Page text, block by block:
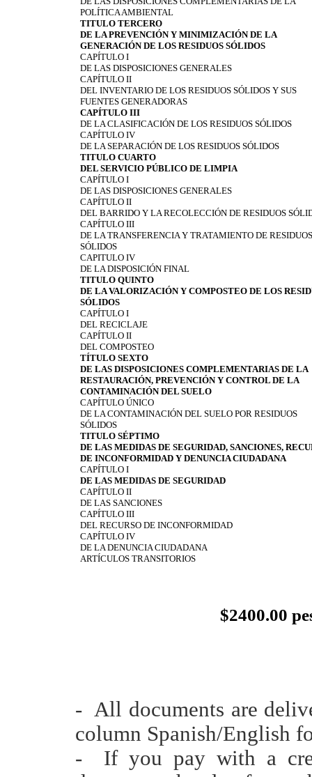
POLÍTICA AMBIENTAL
TITULO TERCERO
DE LA PREVENCIÓN Y MINIMIZACIÓN DE LA
GENERACIÓN DE LOS RESIDUOS SÓLIDOS
CAPÍTULO I
DE LAS DISPOSICIONES GENERALES
CAPÍTULO II
DEL INVENTARIO DE LOS RESIDUOS SÓLIDOS Y SUS
FUENTES GENERADORAS
CAPÍTULO III
DE LA CLASIFICACIÓN DE LOS RESIDUOS SÓLIDOS
CAPÍTULO IV
DE LA SEPARACIÓN DE LOS RESIDUOS SÓLIDOS
TITULO CUARTO
DEL SERVICIO PÚBLICO DE LIMPIA
CAPÍTULO I
DE LAS DISPOSICIONES GENERALES
CAPÍTULO II
DEL BARRIDO Y LA RECOLECCIÓN DE RESIDUOS
CAPÍTULO III
DE LA TRANSFERENCIA Y TRATAMIENTO DE RESIDUOS
SÓLIDOS
CAPITULO IV
DE LA DISPOSICIÓN FINAL
TITULO QUINTO
DE LA VALORIZACIÓN Y COMPOSTEO DE LOS
SÓLIDOS
CAPÍTULO I
DEL RECICLAJE
CAPÍTULO II
DEL COMPOSTEO
TÍTULO SEXTO
DE LAS DISPOSICIONES COMPLEMENTARIAS DE LA
RESTAURACIÓN, PREVENCIÓN Y CONTROL DE LA
CONTAMINACIÓN DEL SUELO
CAPÍTULO ÚNICO
DE LA CONTAMINACIÓN DEL SUELO POR RESIDUOS
SÓLIDOS
TITULO SÉPTIMO
DE LAS MEDIDAS DE SEGURIDAD, SANCIONES,
DE INCONFORMIDAD Y DENUNCIA CIUDADANA
CAPÍTULO I
DE LAS MEDIDAS DE SEGURIDAD
CAPÍTULO II
DE LAS SANCIONES
CAPÍTULO III
DEL RECURSO DE INCONFORMIDAD
CAPÍTULO IV
DE LA DENUNCIA CIUDADANA
ARTÍCULOS TRANSITORIOS
$2400.00
- All documents are
column Spanish/English
- If you pay with a